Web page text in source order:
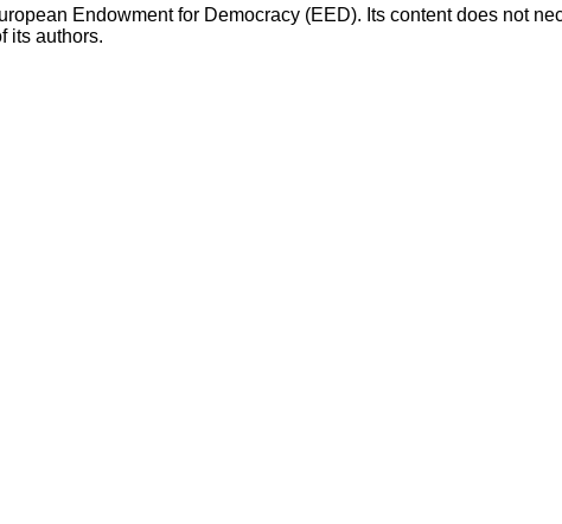
Endowment for Democracy (EED). Its content does not
its authors.